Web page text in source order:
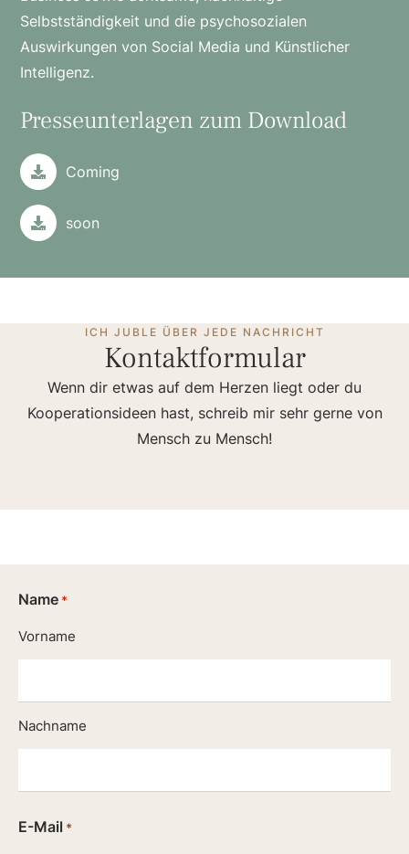
Selbstständigkeit und die psychosozialen
Auswirkungen von Social Media und Künstlicher
Intelligenz.
Presseunterlagen zum Download
Coming
soon
ICH JUBLE ÜBER JEDE NACHRICHT
Kontaktformular
Wenn dir etwas auf dem Herzen liegt oder du
Kooperationsideen hast, schreib mir sehr gerne von
Mensch zu Mensch!
Name *
Vorname
Nachname
E-Mail *